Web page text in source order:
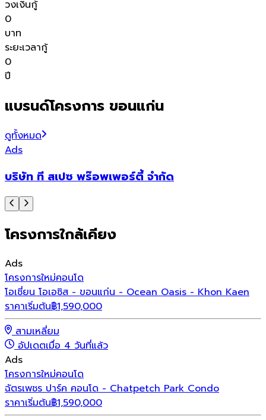
วงเงินกู้
0
บาท
ระยะเวลากู้
0
ปี
แบรนด์โครงการ ขอนแก่น
ดูทั้งหมด
Ads
บริษัท ที สเปซ พร๊อพเพอร์ตี้ จำกัด
โครงการใกล้เคียง
Ads
โครงการใหม่คอนโด
โอเชี่ยน โอเอซิส - ขอนแก่น - Ocean Oasis - Khon Kaen
ราคาเริ่มต้น฿1,590,000
สามเหลี่ยม
อัปเดตเมื่อ 4 วันที่แล้ว
Ads
โครงการใหม่คอนโด
ฉัตรเพชร ปาร์ค คอนโด - Chatpetch Park Condo
ราคาเริ่มต้น฿1,590,000